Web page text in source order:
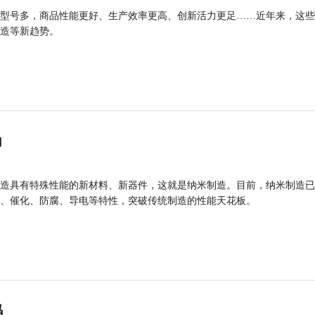
号多，商品性能更好、生产效率更高、创新活力更足……近年来，这
等新趋势。
具有特殊性能的新材料、新器件，这就是纳米制造。目前，纳米制造
化、防腐、导电等特性，突破传统制造的性能天花板。